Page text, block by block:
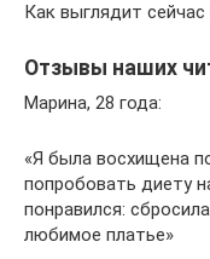
Как выглядит
Отзывы наших
Марина, 28 года:
«Я была восхищена
попробовать диету
понравился:
любимое платье»